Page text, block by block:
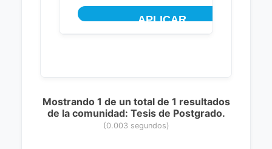
Mostrando 1 de un total de 1 resultados
de la comunidad: Tesis de Postgrado.
(0.003 segundos)